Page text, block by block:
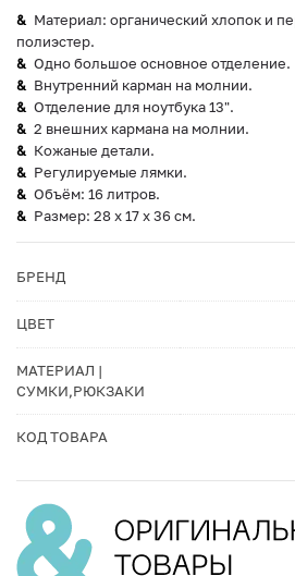
Материал: органический хлопок и
полиэстер.
Одно большое основное отделение.
Внутренний карман на молнии.
Отделение для ноутбука 13".
2 внешних кармана на молнии.
Кожаные детали.
Регулируемые лямки.
Объём: 16 литров.
Размер: 28 x 17 x 36 см.
БРЕНД
ЦВЕТ
МАТЕРИАЛ |
СУМКИ,РЮКЗАКИ
КОД ТОВАРА